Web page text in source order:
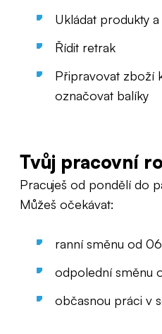
Ukládat produkty
Řídit retrak
Připravovat zboží
označovat balíky
Tvůj pracovní
Pracuješ od pondělí do
Můžeš očekávat:
ranní směnu od
odpolední směnu
občasnou práci v